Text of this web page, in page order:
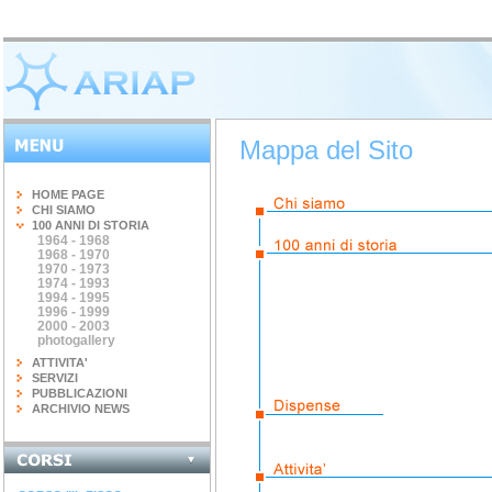
HOME PAGE
CHI SIAMO
100 ANNI DI STORIA
1964 - 1968
1968 - 1970
1970 - 1973
1974 - 1993
1994 - 1995
1996 - 1999
2000 - 2003
photogallery
ATTIVITA'
SERVIZI
PUBBLICAZIONI
ARCHIVIO NEWS
INGEGNERIA DEL...
terminato il corso di 20 ore...
Mappa del Sito